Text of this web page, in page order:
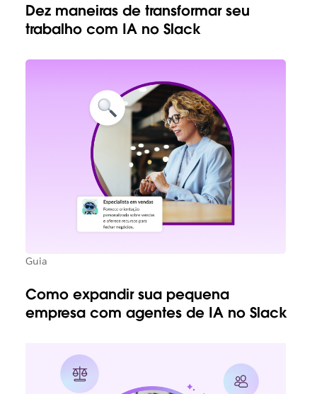
Dez maneiras de transformar seu
trabalho com IA no Slack
Guia
Como expandir sua pequena
empresa com agentes de IA no Slack